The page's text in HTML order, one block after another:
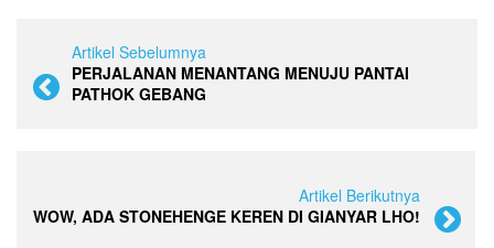
Artikel Sebelumnya
PERJALANAN MENANTANG MENUJU PANTAI
PATHOK GEBANG
Artikel Berikutnya
WOW, ADA STONEHENGE KEREN DI GIANYAR LHO!